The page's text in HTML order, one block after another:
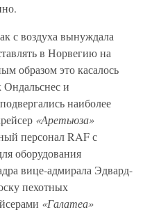
с воздуха вынуждала
в Норвегию на
образом это касалось
и
наиболее
«Аретьюза»
персонал RAF с
оборудования
вице-адмирала Эдвард-
пехотных
«Галатеа»